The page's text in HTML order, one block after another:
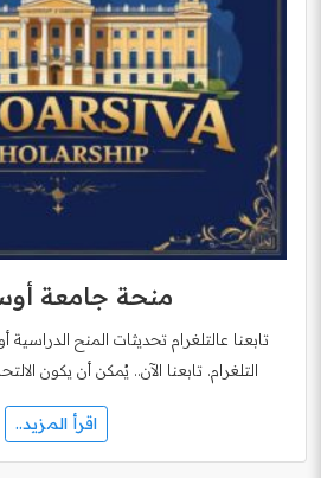
منحة جامعة
تابعنا عالتلغرام تحديثات المنح
التلغرام. تابعنا الآن.. يُمكن أن يكون
اقرأ المزيد..